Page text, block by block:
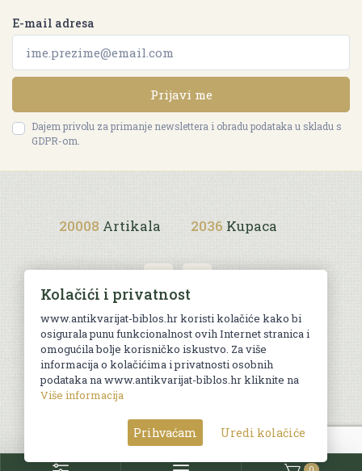
E-mail adresa
Prijavi me
Dajem privolu za primanje newslettera i obradu podataka u skladu s
GDPR-om.
20008 Artikala 2036 Kupaca
Uvjeti kupnje
© Sva prava pridržana. Web by
Kolačići i privatnost
www.antikvarijat-biblos.hr koristi kolačiće kako bi
osigurala punu funkcionalnost ovih Internet stranica i
omogućila bolje korisničko iskustvo. Za više
informacija o kolačićima i privatnosti osobnih
podataka na www.antikvarijat-biblos.hr kliknite na
Više informacija
Prihvaćam Uredi kolačiće